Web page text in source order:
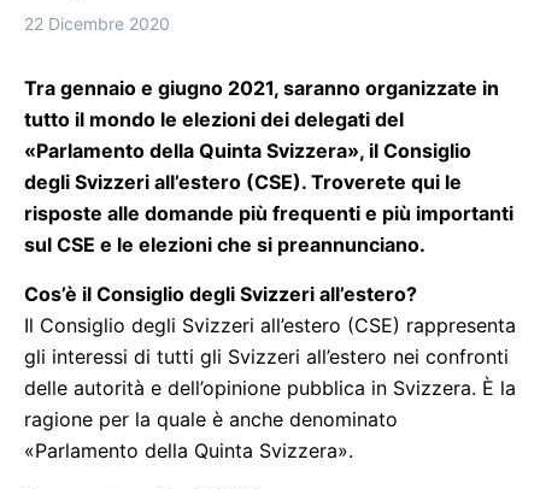
22 Dicembre 2020
Tra gennaio e giugno 2021, saranno organizzate in
tutto il mondo le elezioni dei delegati del
«Parlamento della Quinta Svizzera», il Consiglio
degli Svizzeri all’estero (CSE). Troverete qui le
risposte alle domande più frequenti e più importanti
sul CSE e le elezioni che si preannunciano.
Cos’è il Consiglio degli Svizzeri all’estero?
Il Consiglio degli Svizzeri all’estero (CSE) rappresenta
gli interessi di tutti gli Svizzeri all’estero nei confronti
delle autorità e dell’opinione pubblica in Svizzera. È la
ragione per la quale è anche denominato
«Parlamento della Quinta Svizzera».